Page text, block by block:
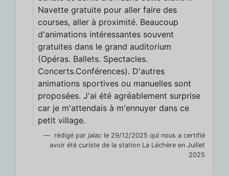
Navette gratuite pour aller faire des
courses, aller à proximité. Beaucoup
d'animations intéressantes souvent
gratuites dans le grand auditorium
(Opéras. Ballets. Spectacles.
Concerts.Conférences). D'autres
animations sportives ou manuelles sont
proposées. J'ai été agréablement surprise
car je m'attendais à m'ennuyer dans ce
petit village.
rédigé par jalac le 29/12/2025 qui nous a certifié
avoir été curiste de la station La Léchère en Juillet
2025